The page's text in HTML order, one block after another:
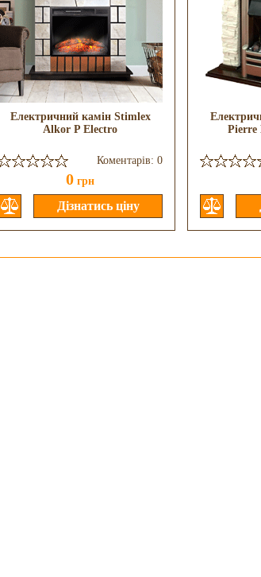
Електричний камін Stimlex
Alkor P Electro
Коментарів: 0
0 грн
Pierre